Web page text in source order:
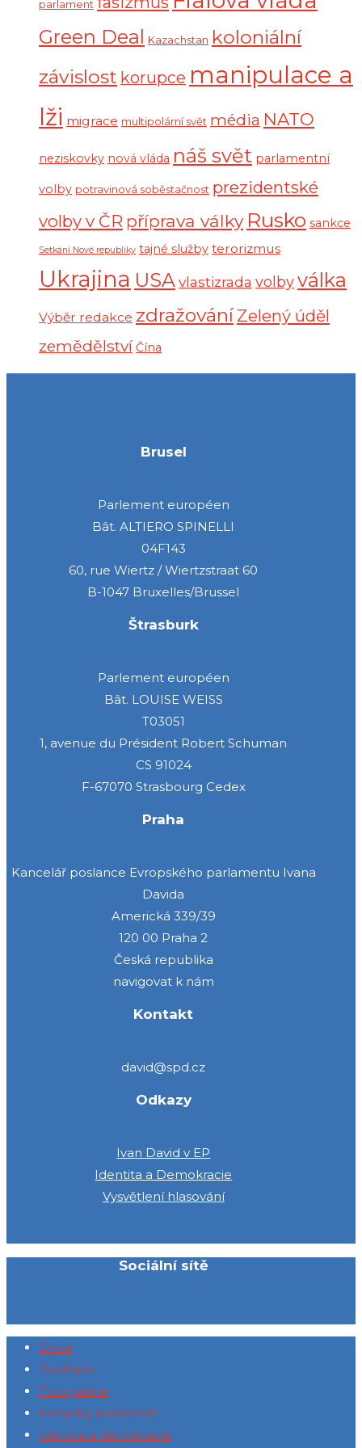
parlament
Green Deal Kazachstan koloniální
závislost korupce manipulace a
lži migrace multipolární svět média NATO
neziskovky nová vláda náš svět parlamentní
volby potravinová soběstačnost prezidentské
volby v ČR příprava války Rusko sankce
Setkání Nové republiky tajné služby terorizmus
Ukrajina USAvlastizrada volbyválka
Výběr redakce zdražování Zelený úděl
zemědělství Čína
Brusel
Parlement européen
Bât. ALTIERO SPINELLI
04F143
60, rue Wiertz / Wiertzstraat 60
B-1047 Bruxelles/Brussel
Štrasburk
Parlement européen
Bât. LOUISE WEISS
T03051
1, avenue du Président Robert Schuman
CS 91024
F-67070 Strasbourg Cedex
Praha
Kancelář poslance Evropského parlamentu Ivana
Davida
Americká 339/39
120 00 Praha 2
Česká republika
navigovat k nám
Kontakt
david@spd.cz
Odkazy
Ivan David v EP
Identita a Demokracie
Vysvětlení hlasování
Sociální sítě
Úvod
Životopis
Fotogalerie
Evropský parlament
Identita a demokracie